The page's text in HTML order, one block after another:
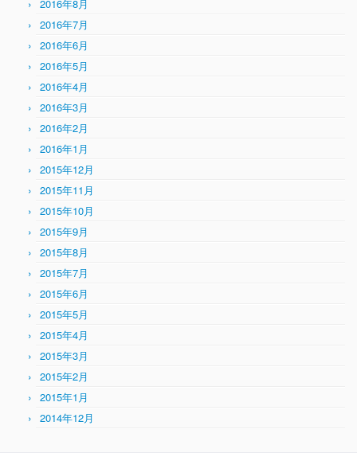
2016年8月
2016年7月
2016年6月
2016年5月
2016年4月
2016年3月
2016年2月
2016年1月
2015年12月
2015年11月
2015年10月
2015年9月
2015年8月
2015年7月
2015年6月
2015年5月
2015年4月
2015年3月
2015年2月
2015年1月
2014年12月